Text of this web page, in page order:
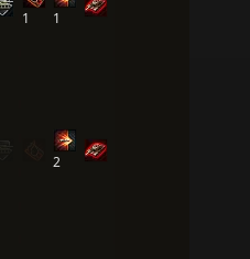
1 1
2